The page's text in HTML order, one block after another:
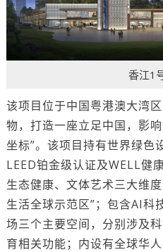
香江1
该项目位于中国粤港澳大湾
物，打造一座立足中国，影
坐标”。该项目持有世界绿色
LEED铂金级认证及WELL健
生态健康、文体艺术三大维
生活全球示范区”；包含AI科
场三个主要空间，分别涉及
育相关功能；内设有全球华